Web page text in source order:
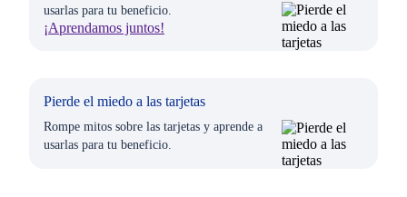
usarlas para tu beneficio.
¡Aprendamos juntos!
Pierde el miedo a las tarjetas
Rompe mitos sobre las tarjetas y aprende a
usarlas para tu beneficio.